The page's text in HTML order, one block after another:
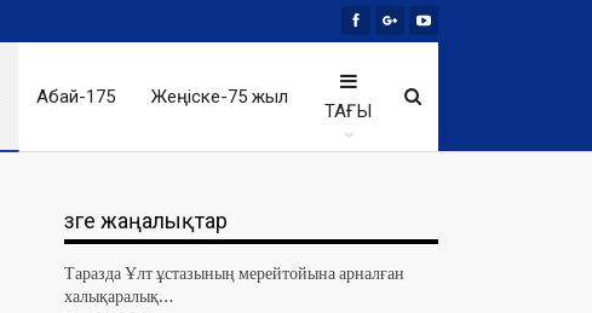
Абай-175 Жеңіске-75 жыл
ТАҒЫ
Өзге жаңалықтар
Таразда Ұлт ұстазының мерейтойына арналған
халықаралық…